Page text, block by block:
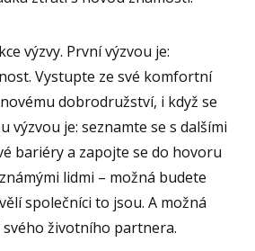
výzvy. První výzvou je:
Vystupte ze své komfortní
dobrodružství, i když se
výzvou je: seznamte se s dalšími
bariéry a zapojte se do hovoru
lidmi – možná budete
společníci to jsou. A možná
životního partnera.